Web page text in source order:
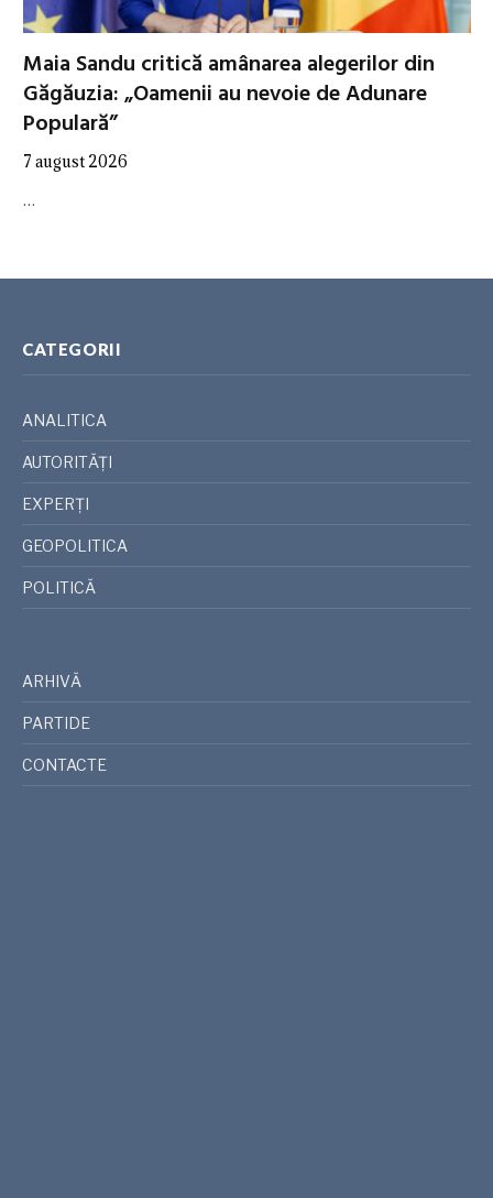
Maia Sandu critică amânarea alegerilor din
Găgăuzia: „Oamenii au nevoie de Adunare
Populară”
7 august 2026
…
CATEGORII
ANALITICA
AUTORITĂȚI
EXPERȚI
GEOPOLITICA
POLITICĂ
ARHIVĂ
PARTIDE
CONTACTE